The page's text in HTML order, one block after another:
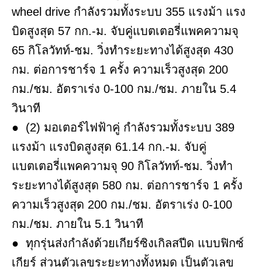
wheel drive กำลังรวมทั้งระบบ 355 แรงม้า แรง
บิดสูงสุด 57 กก.-ม. จับคู่แบตเตอรี่แพคความจุ
65 กิโลวัทท์-ชม. วิ่งทำระยะทางได้สูงสุด 430
กม. ต่อการชาร์จ 1 ครั้ง ความเร็วสูงสุด 200
กม./ชม. อัตราเร่ง 0-100 กม./ชม. ภายใน 5.4
วินาที
● (2) มอเตอร์ไฟฟ้าคู่ กำลังรวมทั้งระบบ 389
แรงม้า แรงบิดสูงสุด 61.14 กก.-ม. จับคู่
แบตเตอรี่แพคความจุ 90 กิโลวัทท์-ชม. วิ่งทำ
ระยะทางได้สูงสุด 580 กม. ต่อการชาร์จ 1 ครั้ง
ความเร็วสูงสุด 200 กม./ชม. อัตราเร่ง 0-100
กม./ชม. ภายใน 5.1 วินาที
● ทุกรุ่นส่งกำลังด้วยเกียร์ซิงเกิลสปีด แบบฟิกซ์
เกียร์ ส่วนตัวเลขระยะทางทั้งหมด เป็นตัวเลข